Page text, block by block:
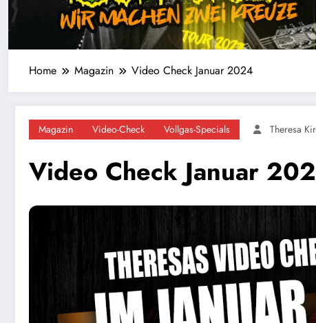
Home Magazin Video Check Januar 2024
Magazin Video-Check Vollgas-Specials Theresa
Video Check Januar